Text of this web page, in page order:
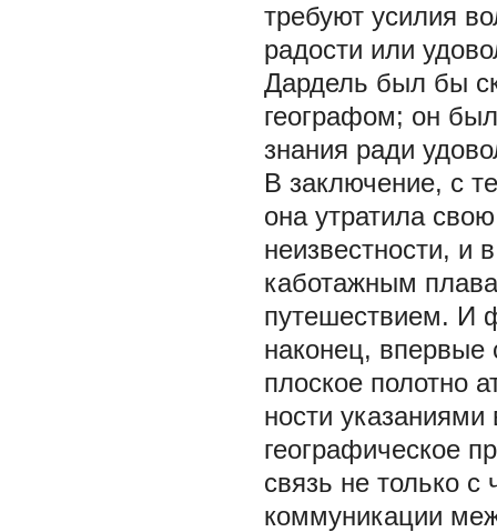
требуют усилия
радости или
Дардель был бы
географом; он
знания ради
В заключение, с
она утратила
неизвестности,
каботажным
путешествием. И
наконец, впервые
плоское полотно
ности
географическое
связь не только с
коммуникации